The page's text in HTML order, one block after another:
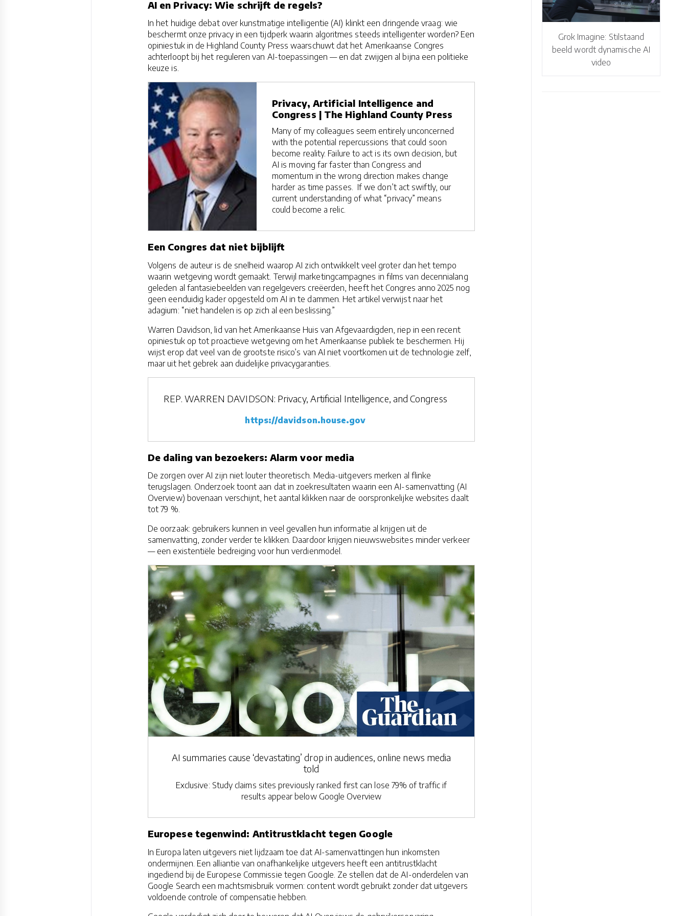
AI en Privacy: Wie schrijft de regels?
In het huidige debat over kunstmatige intelligentie (AI) klinkt een dringende vraag: wie
beschermt onze privacy in een tijdperk waarin algoritmes steeds intelligenter worden? Een
opiniestuk in de Highland County Press waarschuwt dat het Amerikaanse Congres
achterloopt bij het reguleren van AI-toepassingen — en dat zwijgen al bijna een politieke
keuze is.
Privacy, Artificial Intelligence and
Congress | The Highland County Press
Many of my colleagues seem entirely unconcerned
with the potential repercussions that could soon
become reality. Failure to act is its own decision, but
AI is moving far faster than Congress and
momentum in the wrong direction makes change
harder as time passes. If we don’t act swiftly, our
current understanding of what “privacy” means
could become a relic.
Een Congres dat niet bijblijft
Volgens de auteur is de snelheid waarop AI zich ontwikkelt veel groter dan het tempo
waarin wetgeving wordt gemaakt. Terwijl marketingcampagnes in films van decennialang
geleden al fantasiebeelden van regelgevers creëerden, heeft het Congres anno 2025 nog
geen eenduidig kader opgesteld om AI in te dammen. Het artikel verwijst naar het
adagium: “niet handelen is op zich al een beslissing.”
Warren Davidson, lid van het Amerikaanse Huis van Afgevaardigden, riep in een recent
opiniestuk op tot proactieve wetgeving om het Amerikaanse publiek te beschermen. Hij
wijst erop dat veel van de grootste risico’s van AI niet voortkomen uit de technologie zelf,
maar uit het gebrek aan duidelijke privacygaranties.
REP. WARREN DAVIDSON: Privacy, Artificial Intelligence, and Congress
https://davidson.house.gov
De daling van bezoekers: Alarm voor media
De zorgen over AI zijn niet louter theoretisch. Media-uitgevers merken al flinke
terugslagen. Onderzoek toont aan dat in zoekresultaten waarin een AI-samenvatting (AI
Overview) bovenaan verschijnt, het aantal klikken naar de oorspronkelijke websites daalt
tot 79 %.
De oorzaak: gebruikers kunnen in veel gevallen hun informatie al krijgen uit de
samenvatting, zonder verder te klikken. Daardoor krijgen nieuwswebsites minder verkeer
— een existentiële bedreiging voor hun verdienmodel.
AI summaries cause ‘devastating’ drop in audiences, online news media
told
Exclusive: Study claims sites previously ranked first can lose 79% of traffic if
results appear below Google Overview
Europese tegenwind: Antitrustklacht tegen Google
In Europa laten uitgevers niet lijdzaam toe dat AI-samenvattingen hun inkomsten
ondermijnen. Een alliantie van onafhankelijke uitgevers heeft een antitrustklacht
ingediend bij de Europese Commissie tegen Google. Ze stellen dat de AI-onderdelen van
Google Search een machtsmisbruik vormen: content wordt gebruikt zonder dat uitgevers
voldoende controle of compensatie hebben.
Grok Imagine: Stilstaand
beeld wordt dynamische AI
video